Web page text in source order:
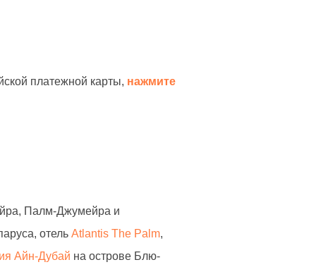
платежной карты, нажмите
Палм-Джумейра и
отель Atlantis The Palm,
Айн-Дубай на острове Блю-